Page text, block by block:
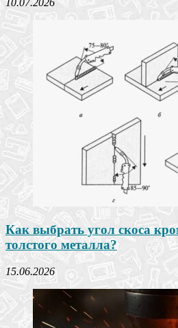
10.07.2026
Как выбрать угол скоса
толстого металла?
15.06.2026